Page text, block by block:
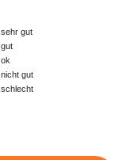
sehr gut
gut
ok
nicht gut
schlecht